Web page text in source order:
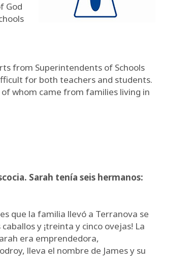
God
from Superintendents of Schools
for both teachers and students.
whom came from families living in
Sarah tenía seis hermanos:
que la familia llevó a Terranova se
y ¡treinta y cinco ovejas! La
era emprendedora,
lleva el nombre de James y su